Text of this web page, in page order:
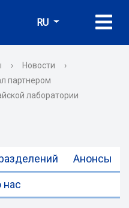
RU
› Новости
›
партнером
лаборатории
Анонсы